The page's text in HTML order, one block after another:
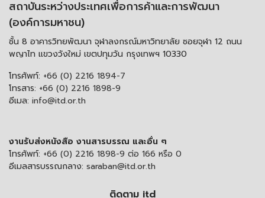
สถาบันระหว่างประเทศเพื่อการค้าและการพัฒนา
(องค์การมหาชน)
ชั้น 8 อาคารวิทยพัฒนา จุฬาลงกรณ์มหาวิทยาลัย ซอยจุฬา 12 ถนน
พญาไท แขวงวังใหม่ เขตปทุมวัน กรุงเทพฯ 10330
โทรศัพท์: +66 (0) 2216 1894-7
โทรสาร: +66 (0) 2216 1898-9
อีเมล: info@itd.or.th
งานรับส่งหนังสือ งานสารบรรณ และอื่น ๆ
โทรศัพท์: +66 (0) 2216 1898-9 ต่อ 166 หรือ 0
อีเมลสารบรรณกลาง: saraban@itd.or.th
ติดตาม itd